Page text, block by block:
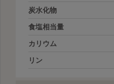
炭水化物
食塩相当量
カリウム
リン